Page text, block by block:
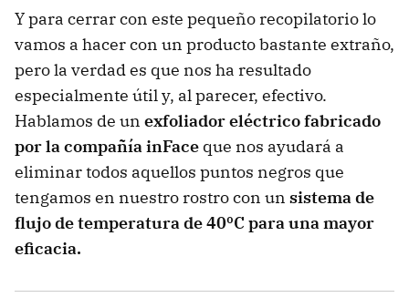
Y para cerrar con este pequeño recopilatorio lo
vamos a hacer con un producto bastante extraño,
pero la verdad es que nos ha resultado
especialmente útil y, al parecer, efectivo.
Hablamos de un exfoliador eléctrico fabricado
por la compañía inFace que nos ayudará a
eliminar todos aquellos puntos negros que
tengamos en nuestro rostro con un sistema de
flujo de temperatura de 40ºC para una mayor
eficacia.